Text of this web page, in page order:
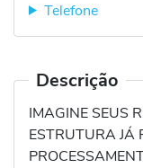
Telefone
Descrição
IMAGINE SEUS
ESTRUTURA JÁ